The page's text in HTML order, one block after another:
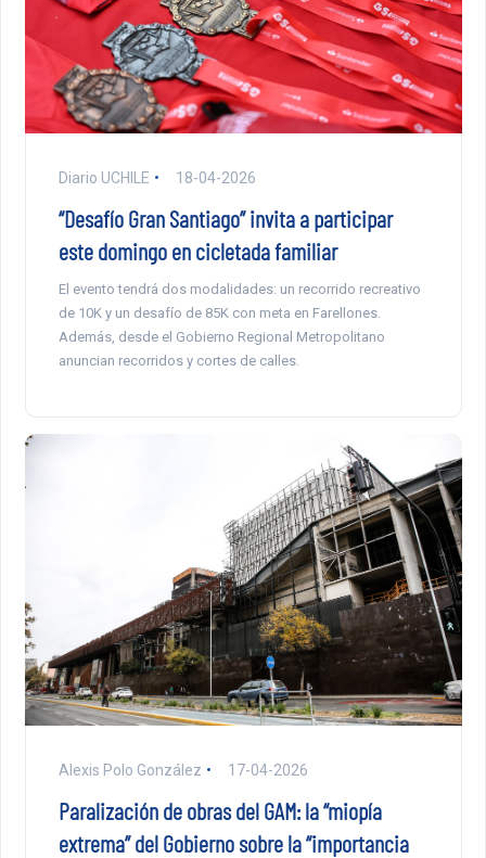
Diario UCHILE 18-04-2026
“Desafío Gran Santiago” invita a participar
este domingo en cicletada familiar
El evento tendrá dos modalidades: un recorrido recreativo
de 10K y un desafío de 85K con meta en Farellones.
Además, desde el Gobierno Regional Metropolitano
anuncian recorridos y cortes de calles.
Alexis Polo González 17-04-2026
Paralización de obras del GAM: la “miopía
extrema” del Gobierno sobre la “importancia